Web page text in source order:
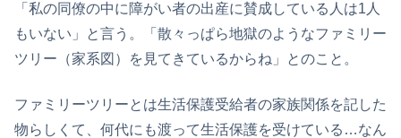
「私の同僚の中に障がい者の出産に賛成している人は1人
もいない」と言う。「散々っぱら地獄のようなファミリー
ツリー（家系図）を見てきているからね」とのこと。
ファミリーツリーとは生活保護受給者の家族関係を記した
物らしくて、何代にも渡って生活保護を受けている…なん